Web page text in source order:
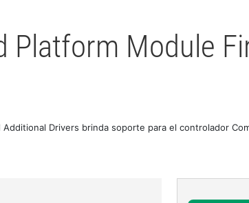
Platform Module
Drivers brinda soporte para el controlador